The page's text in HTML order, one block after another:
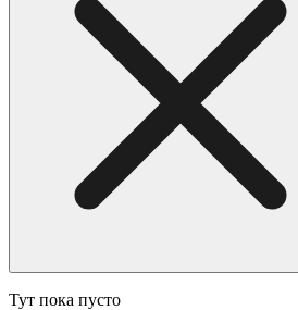
Тут пока пусто